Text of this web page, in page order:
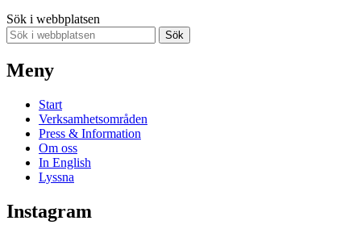
Sök i webbplatsen
Sök
Meny
Start
Verksamhetsområden
Press & Information
Om oss
In English
Lyssna
Instagram